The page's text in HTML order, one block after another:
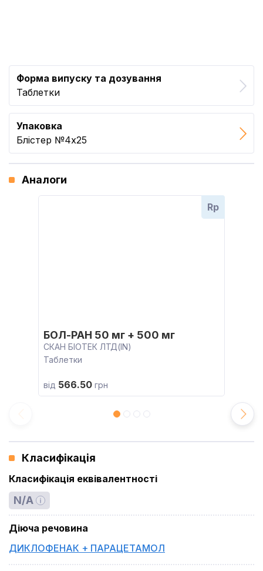
Форма випуску та дозування
Таблетки
Упаковка
Блістер №4x25
Аналоги
Rp
БОЛ-РАН 50 мг + 500 мг
СКАН БІОТЕК ЛТД(IN)
Таблетки
від 566.50 грн
Класифікація
Класифікація еквівалентності
N/A
Діюча речовина
ДИКЛОФЕНАК + ПАРАЦЕТАМОЛ